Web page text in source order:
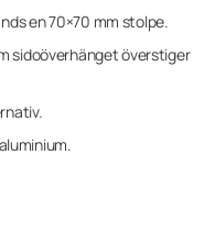
en 70×70 mm stolpe.
sidoöverhänget överstiger